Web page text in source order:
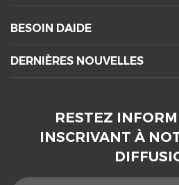
BESOIN DAIDE
DERNIÈRES NOUVELLES
RESTEZ
INSCRIVANT À